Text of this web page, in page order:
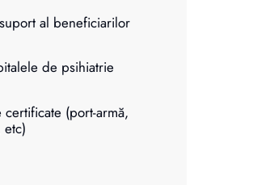
al beneficiarilor
de psihiatrie
(port-armă,
etc)